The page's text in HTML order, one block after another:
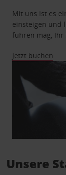
Mit uns ist es
einsteigen und
führen mag, Ihr
Jetzt buchen
Unsere